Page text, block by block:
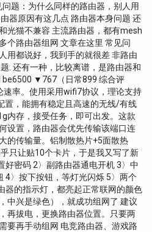
题：为什么同样的路由器，别人用
器原因有这几点 路由器本身问题 还
光猫不兼容 主流路由器，都有mesh
个路由器组网 文章在这里 常见问
用都说好，我到手的就很差 非路由
. 还有一种，比较离谱，是路由器和
be6500 ▼767（日常899 综合评
率。使用采用wifi7协议，理论支持
置，能拥有稳定且高速的无线/有线
内存，接受任务，即可出发。这款
设置，路由器会优先传输该端口连
的传输量。铝制散热片+5面散热
只让贴10个卡片，于是我又写了新
好密码 2〉副路由器通电开机 3〉中
4〉按下按钮，等灯光闪烁 5〉两个
器的指示灯，都亮起正常联网的颜色
中兴是绿色），就成功组网了 建议
再拔电，更换路由器位置。只要两
要再手动组网 电竞路由器、游戏路